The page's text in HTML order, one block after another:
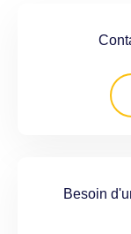
Besoin